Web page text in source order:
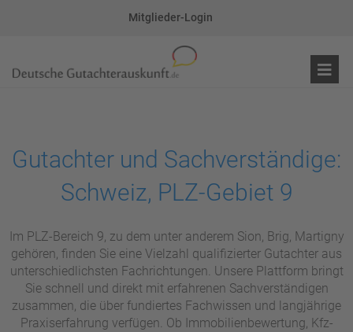
Mitglieder-Login
Gutachter und Sachverständige:
Schweiz, PLZ-Gebiet 9
Im PLZ-Bereich 9, zu dem unter anderem Sion, Brig, Martigny
gehören, finden Sie eine Vielzahl qualifizierter Gutachter aus
unterschiedlichsten Fachrichtungen. Unsere Plattform bringt
Sie schnell und direkt mit erfahrenen Sachverständigen
zusammen, die über fundiertes Fachwissen und langjährige
Praxiserfahrung verfügen. Ob Immobilienbewertung, Kfz-